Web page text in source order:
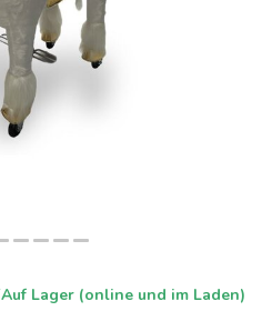
Auf Lager (online und im Laden)